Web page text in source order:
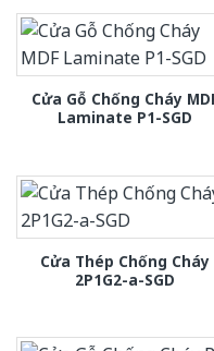
Cửa Gỗ Chống Cháy
Laminate P1-SGD
Cửa Thép Chống Cháy
2P1G2-a-SGD